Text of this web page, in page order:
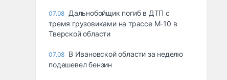
07.08 Дальнобойщик погиб в ДТП с
тремя грузовиками на трассе М-10 в
Тверской области
07.08 В Ивановской области за неделю
подешевел бензин